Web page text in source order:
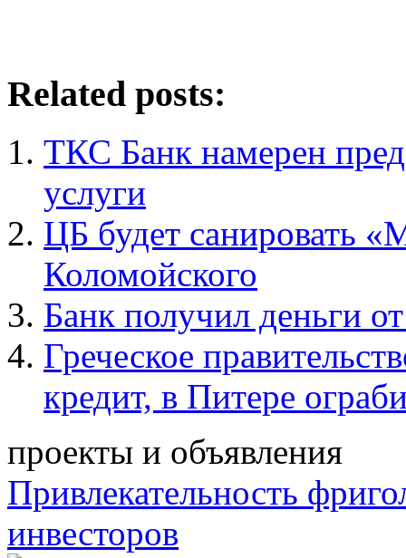
Related posts:
ТКС Банк намерен
услуги
ЦБ будет санировать
Коломойского
Банк получил деньги
Греческое
кредит, в Питере
проекты и объявления
Привлекательность
инвесторов